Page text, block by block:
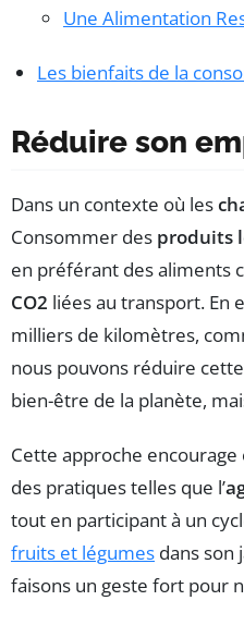
Une Alimentation
Les bienfaits de la
Réduire son
Dans un contexte où les
Consommer des produits
en préférant des aliments
CO2 liées au transport. En
milliers de kilomètres,
nous pouvons réduire
bien-être de la planète,
Cette approche
des pratiques telles que l’
tout en participant à un
fruits et légumes dans son
faisons un geste fort pour